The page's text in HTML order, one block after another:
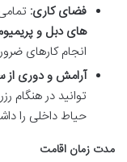
فضای کاری:
های دبل و
انجام کارهای
آرامش و دوری از
توانید در هنگام
حیاط داخلی را
مدت زمان اقامت